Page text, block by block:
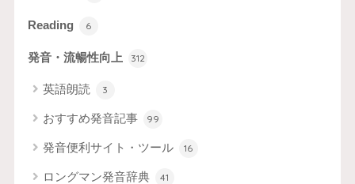
Reading 6
発音・流暢性向上 312
英語朗読 3
おすすめ発音記事 99
発音便利サイト・ツール 16
ロングマン発音辞典 41